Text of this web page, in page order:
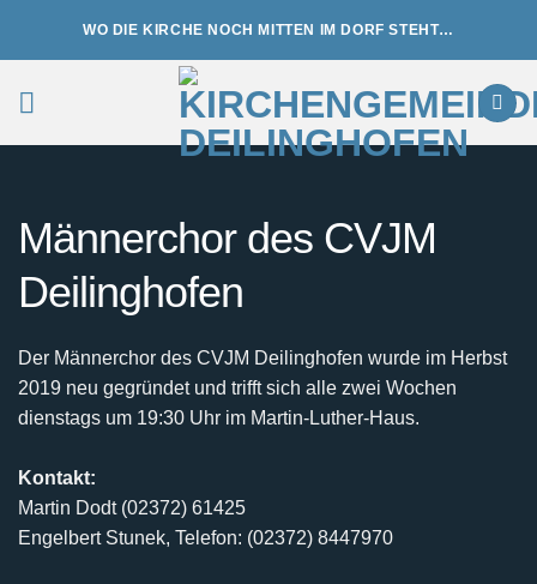
WO DIE KIRCHE NOCH MITTEN IM DORF STEHT…
Männerchor des CVJM
Deilinghofen
Der Männerchor des CVJM Deilinghofen wurde im Herbst
2019 neu gegründet und trifft sich alle zwei Wochen
dienstags um 19:30 Uhr im Martin-Luther-Haus.
Kontakt:
Martin Dodt (02372) 61425
Engelbert Stunek, Telefon: (02372) 8447970